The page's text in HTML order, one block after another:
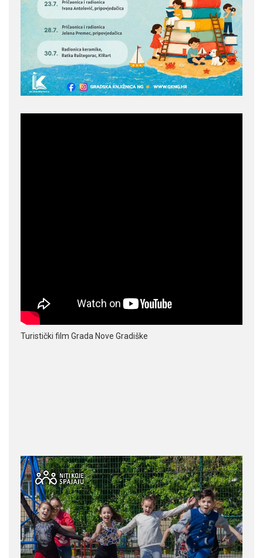
Turistički film Grada Nove Gradiške